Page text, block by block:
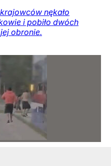
nękało
i pobiło dwóch
obronie.